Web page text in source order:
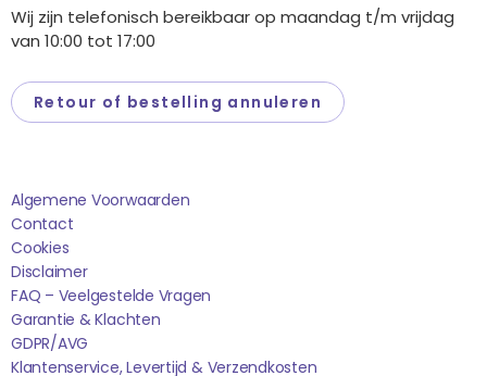
Wij zijn telefonisch bereikbaar op maandag t/m vrijdag
van 10:00 tot 17:00
Retour of bestelling annuleren
Algemene Voorwaarden
Contact
Cookies
Disclaimer
FAQ – Veelgestelde Vragen
Garantie & Klachten
GDPR/AVG
Klantenservice, Levertijd & Verzendkosten